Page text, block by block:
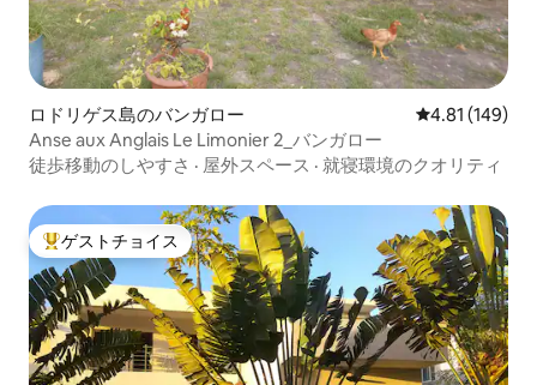
ロドリゲス島のバンガロー レビュー149
4.81 (149)
Anse aux Anglais Le Limonier 2_バンガロー
徒歩移動のしやすさ · 屋外スペース · 就寝環境のクオリティ
大好評のゲストチョイスです。
ゲストチョイス